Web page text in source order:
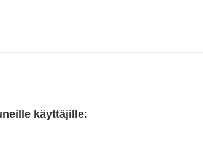
käyttäjille: